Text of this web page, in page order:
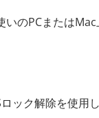
いのPCまたは
ロック解除を使用